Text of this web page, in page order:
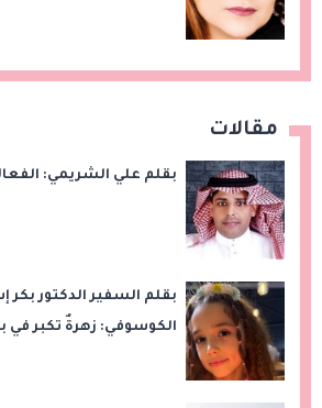
مقالات
بقلم علي الشريمي:
بقلم السفير الدكتور بكر
الكوسوفي: زهرةٌ تكبر في